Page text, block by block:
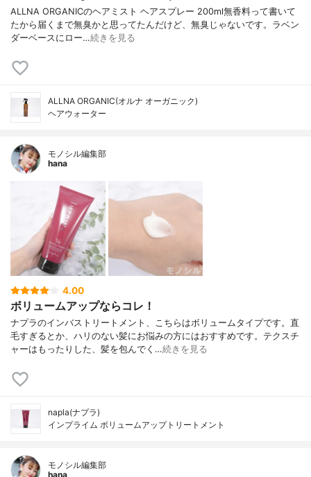
ALLNA ORGANICのヘアミスト ヘアスプレー 200ml無香料って書いて
たから届くまで無臭かと思ってたんだけど、無臭じゃないです。ラベン
ダーベースにロー…続きを見る
ALLNA ORGANIC(オルナ オーガニック)
ヘアウォーター
モノシル編集部
hana
4.00
ボリュームアップならコレ！
ナプラのインバストリートメント、こちらはボリュームタイプです。直
毛すぎるとか、ハリのない髪にお悩みの方にはおすすめです。テクスチ
ャーはもったりした、髪を包んでく…続きを見る
napla(ナプラ)
インプライム ボリュームアップトリートメント
モノシル編集部
hana